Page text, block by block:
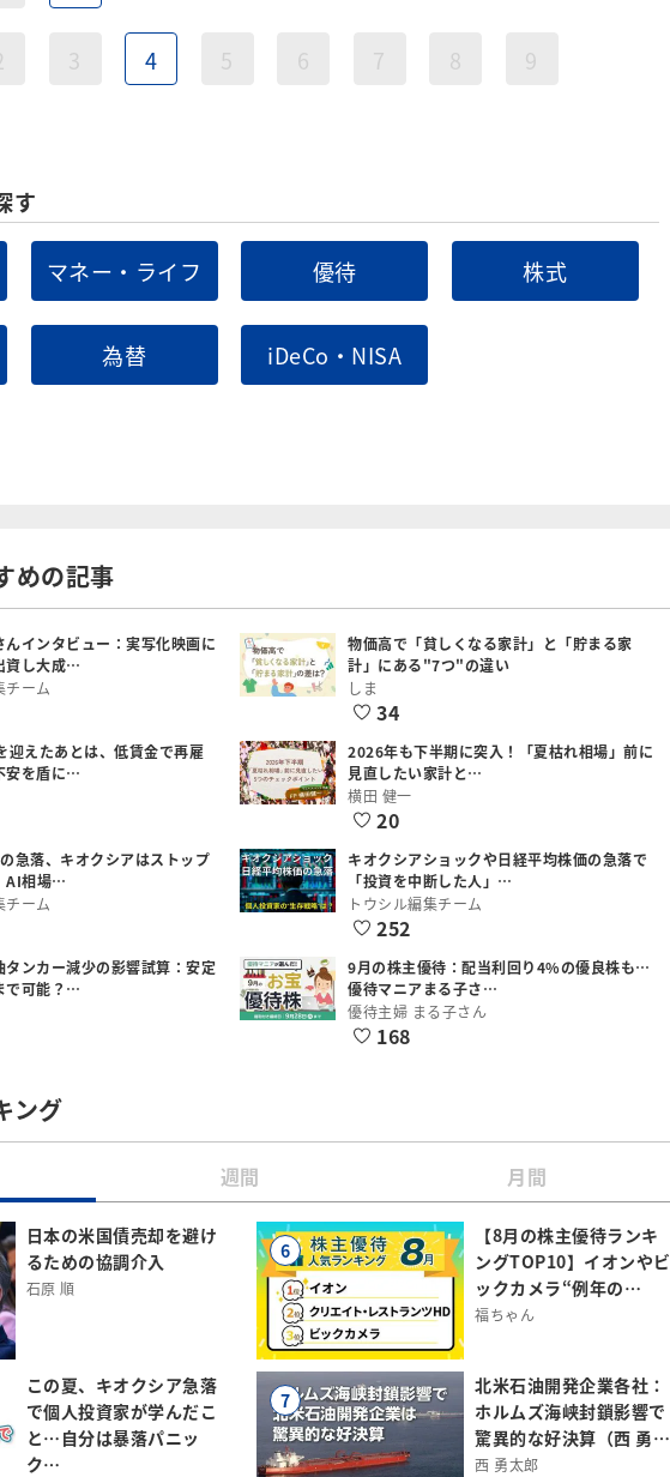
3 4 5 6 7 8 9
す
マネー・ライフ 優待 株式
為替 iDeCo・NISA
めの記事
んインタビュー：実写化映画に
資し大成…
チーム
物価高で「貧しくなる家計」と「貯まる家
計」にある"7つ"の違い
しま
34
迎えたあとは、低賃金で再雇
安を盾に…
2026年も下半期に突入！「夏枯れ相場」前に
見直したい家計と…
横田 健一
20
急落、キオクシアはストップ
AI相場…
チーム
キオクシアショックや日経平均株価の急落で
「投資を中断した人」…
トウシル編集チーム
252
タンカー減少の影響試算：安定
で可能？…
9月の株主優待：配当利回り4%の優良株も…
優待マニアまる子さ…
優待主婦 まる子さん
168
ング
週間 月間
日本の米国債売却を避け
るための協調介入
石原 順
この夏、キオクシア急落
で個人投資家が学んだこ
と…自分は暴落パニッ
ク…
6
【8月の株主優待ランキ
ングTOP10】イオンやビ
ックカメラ“例年の…
福ちゃん
7
北米石油開発企業各社：
ホルムズ海峡封鎖影響で
驚異的な好決算（西 勇…
西 勇太郎